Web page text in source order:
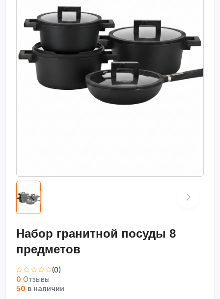
Набор гранитной посуды 8
предметов
(0)
0 Отзывы
50 в наличии